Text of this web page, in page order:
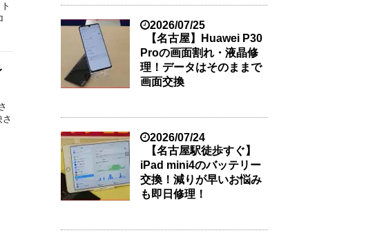
2026/07/25
【名古屋】Huawei P30
Proの画面割れ・液晶修
理！データはそのままで
画面交換
2026/07/24
【名古屋駅徒歩すぐ】
iPad mini4のバッテリー
交換！減りが早いお悩み
も即日修理！